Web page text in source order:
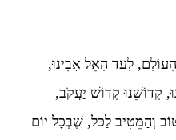
לָעַד הָאֵל אָבִינוּ,
קְדוֹשֵׁנוּ קְדוֹשׁ יַעֲקֹב,
וְהַמֵּטִיב לַכּל, שֶׁבְּכָל יוֹם